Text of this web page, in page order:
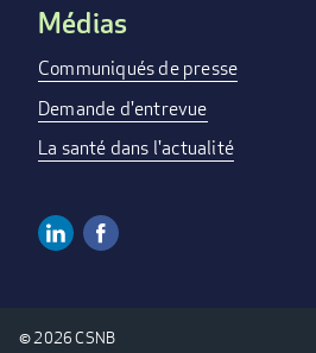
Médias
Communiqués de presse
Demande d'entrevue
La santé dans l'actualité
Linkedin
© 2026 CSNB